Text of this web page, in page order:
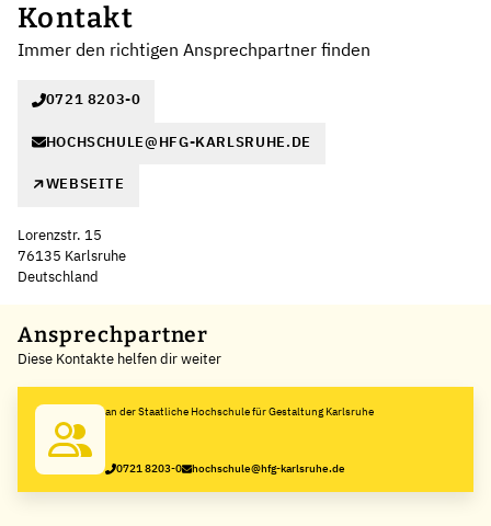
Kontakt
Immer den richtigen Ansprechpartner finden
0721 8203-0
HOCHSCHULE@HFG-KARLSRUHE.DE
WEBSEITE
Lorenzstr. 15
76135 Karlsruhe
Deutschland
+
−
Ansprechpartner
Diese Kontakte helfen dir weiter
an der Staatliche Hochschule für Gestaltung Karlsruhe
0721 8203-0 hochschule@hfg-karlsruhe.de